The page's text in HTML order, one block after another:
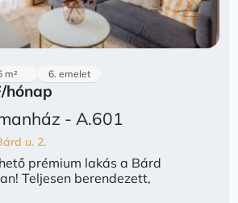
m² 6. emelet
/hónap
- A.601
u. 2.
prémium lakás a Bárd
Teljesen berendezett,